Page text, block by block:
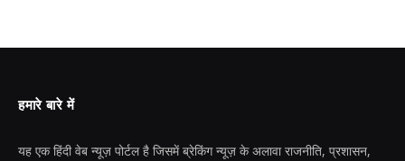
हमारे बारे में
यह एक हिंदी वेब न्यूज़ पोर्टल है जिसमें ब्रेकिंग न्यूज़ के अलावा राजनीति, प्रशासन,